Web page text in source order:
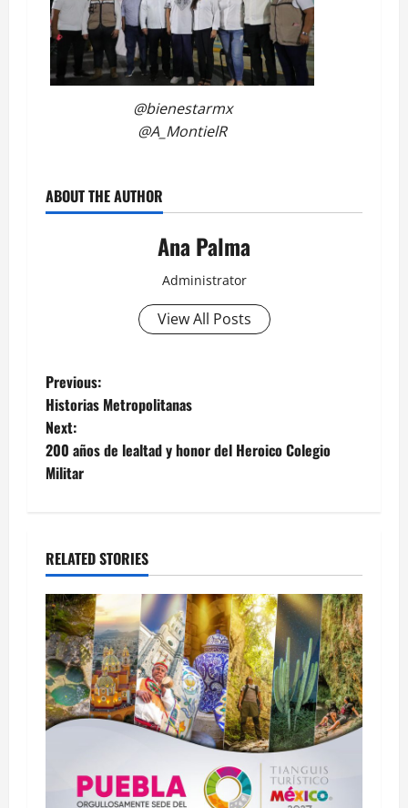
@bienestarmx
@A_MontielR
ABOUT THE AUTHOR
Ana Palma
Administrator
View All Posts
Post
navigation
Previous:
Historias Metropolitanas
Next:
200 años de lealtad y honor del Heroico Colegio
Militar
RELATED STORIES